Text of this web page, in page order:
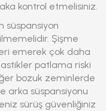
kontrol etmelisiniz.
süspansiyon
Şişme
emerek çok daha
patlama riski
bozuk zeminlerde
arka süspansiyonu
sürüş güvenliğiniz